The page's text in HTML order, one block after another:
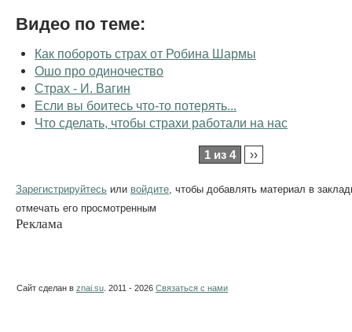
Видео по теме:
Как побороть страх от Робина Шармы
Ошо про одиночество
Страх - И. Вагин
Если вы боитесь что-то потерять...
Что сделать, чтобы страхи работали на нас
1 из 4 ››
Зарегистрируйтесь или войдите , чтобы добавлять материал в
отмечать его просмотренным
Реклама
Сайт сделан в znai.su . 2011 - 2026 Связаться с нами